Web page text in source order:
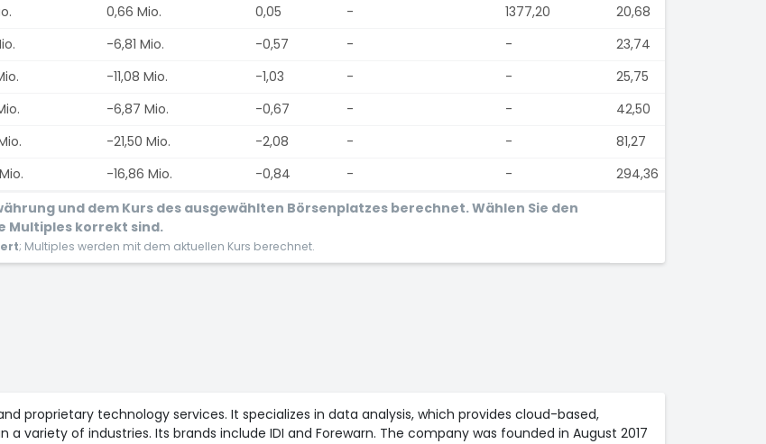
0,66 Mio. 0,05 - 1377,20
20,68
-6,81 Mio. -0,57 - -
23,74
-11,08 Mio. -1,03 - -
25,75
-6,87 Mio. -0,67 - -
42,50
-21,50 Mio. -2,08 - -
81,27
-16,86 Mio. -0,84 - -
294,36
und dem Kurs des ausgewählten Börsenplatzes berechnet. Wählen Sie den
Multiples korrekt sind.
; Multiples werden mit dem aktuellen Kurs berechnet.
proprietary technology services. It specializes in data analysis, which provides cloud-based,
variety of industries. Its brands include IDI and Forewarn. The company was founded in August 2017